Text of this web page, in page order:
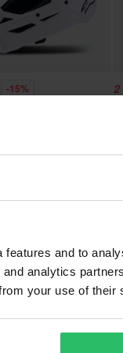
and to
analytics
your use of their
-15% 2